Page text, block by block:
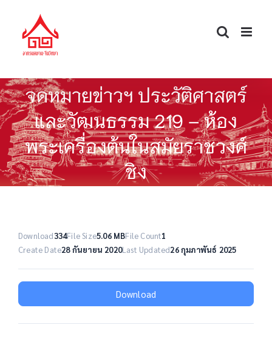
content
จดหมายข่าวฯ ประวัติศาสตร์
และวัฒนธรรม 219 – ห้อง
พระเครื่องต้นในสมัยราชวงศ์
ชิง
Download334File Size5.06 MBFile Count1
Create Date28 กันยายน 2020Last Updated26 กุมภาพันธ์ 2025
Download